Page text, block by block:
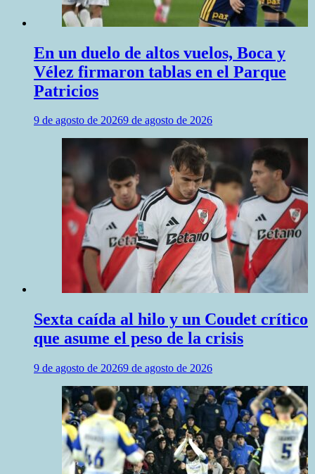
En un duelo de altos vuelos, Boca y
Vélez firmaron tablas en el Parque
Patricios
9 de agosto de 20269 de agosto de 2026
Sexta caída al hilo y un Coudet crítico
que asume el peso de la crisis
9 de agosto de 20269 de agosto de 2026